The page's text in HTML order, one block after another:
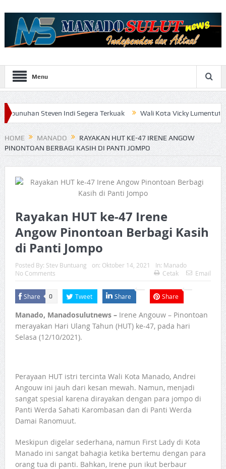
Menu
Indi Segera Terkuak Wali Kota Vicky Lumentut Serahkan
HOME MANADO
RAYAKAN HUT KE-47 IRENE ANGOW
PINONTOAN BERBAGI KASIH DI PANTI JOMPO
Rayakan HUT ke-47 Irene
Angow Pinontoan Berbagi Kasih
di Panti Jompo
Posted By: Stev Buntuang on: Oktober 14, 2021 In: Manado
No Comments
Cetak Email
Share 0 Tweet Share Share
Manado, Manadosulutnews – Irene Angouw – Pinontoan
merayakan Hari Ulang Tahun (HUT) ke-47, pada hari
Selasa (12/10/2021).
Perayaan HUT istri tercinta Wali Kota Manado, Andrei
Angouw ini jauh dari kesan mewah. Namun, menjadi
sangat spesial karena dirayakan dengan para jompo di
Panti Werda Sahati Karombasan dan di Panti Werda
Damai Ranomuut.
Meskipun digelar sederhana, namun First Lady di Kota
Manado ini sangat bahagia ketika bertemu dengan para
orang tua di panti. Bahkan, Irene pun ikut berbaur